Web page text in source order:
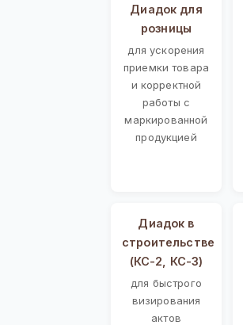
Диадок для
розницы
для ускорения
приемки товара
и корректной
работы с
маркированной
продукцией
Диадок в
строительстве
(КС-2, КС-3)
для быстрого
визирования
актов